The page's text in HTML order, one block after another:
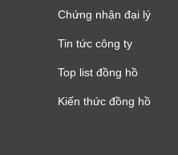
Chứng nhận đại lý
Tin tức công ty
Top list đồng hồ
Kiến thức đồng hồ